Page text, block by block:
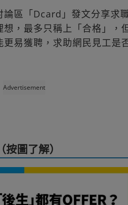
區「Dcard」發文分享求
，最多只稱上「合格」，
易獲聘，求助網民見工是
Advertisement
圖了解）